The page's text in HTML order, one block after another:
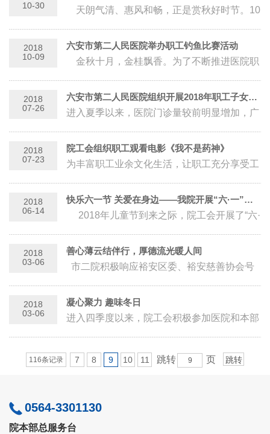
10-30
天朗气清、惠风和畅，正是赏秋好时节。10
秋暨摄影比赛，50余名干...
2018
10-09
六安市第二人民医院举办职工钓鱼比赛活动
金秋十月，金桂飘香。为了不断推进医院职
然，健康生活，快乐工作”的...
2018
07-26
六安市第二人民医院组织开展2018年职工子女暑期特色夏令营
进入夏季以来，医院门诊量较前明显增加，广
劳，这时家中正在放暑假的“医二代”们...
2018
07-23
院工会组织职工观看电影《我不是药神》
为丰富职工业余文化生活，让职工充分享受工
安市第二人民医院工会组织近三百余名工...
2018
06-14
快乐六一节 关爱在身边——我院开展“六·一”节关爱困难家庭儿童活动
2018年儿童节到来之际，院工会开展了“六·
难家庭进行了慰问，将关心、爱...
2018
03-06
善心薄云结伴行，厚德流光暖人间
市二院积极响应裕安区委、裕安慈善协会号
特困学生的活动。院工会具体组...
2018
03-06
凝心聚力 趣味冬日
进入四季度以来，院工会积极参加医院和本部
116条记录 7 8 9 10 11 跳转 页
0564-3301130
院本部总服务台